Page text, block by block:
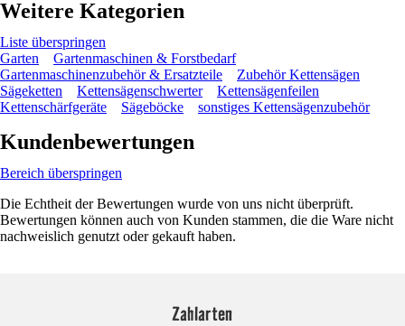
Weitere Kategorien
Liste überspringen
Garten
Gartenmaschinen & Forstbedarf
Gartenmaschinenzubehör & Ersatzteile
Zubehör Kettensägen
Sägeketten
Kettensägenschwerter
Kettensägenfeilen
Kettenschärfgeräte
Sägeböcke sonstiges Kettensägenzubehör
Kundenbewertungen
Bereich überspringen
Die Echtheit der Bewertungen wurde von uns nicht überprüft.
Bewertungen können auch von Kunden stammen, die die Ware nicht
nachweislich genutzt oder gekauft haben.
Zahlarten